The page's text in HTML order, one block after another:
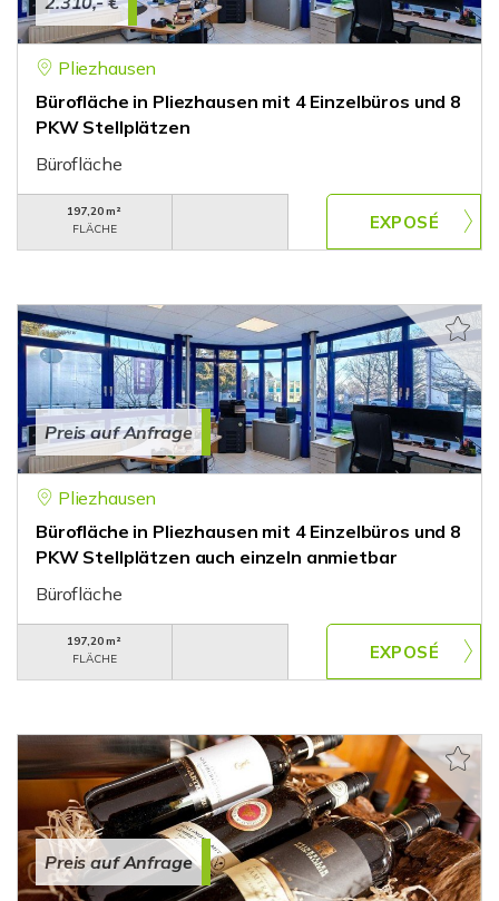
Pliezhausen
Bürofläche in Pliezhausen mit 4 Einzelbüros und 8
PKW Stellplätzen
Bürofläche
197,20 m²
FLÄCHE
Preis auf Anfrage
Pliezhausen
Bürofläche in Pliezhausen mit 4 Einzelbüros und 8
PKW Stellplätzen auch einzeln anmietbar
Bürofläche
197,20 m²
FLÄCHE
Preis auf Anfrage